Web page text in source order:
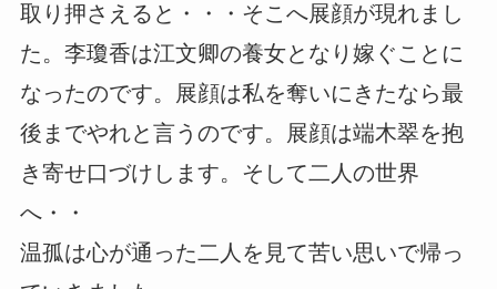
取り押さえると・・・そこへ展顔が現れまし
た。李瓊香は江文卿の養女となり嫁ぐことに
なったのです。展顔は私を奪いにきたなら最
後までやれと言うのです。展顔は端木翠を抱
き寄せ口づけします。そして二人の世界
へ・・
温孤は心が通った二人を見て苦い思いで帰っ